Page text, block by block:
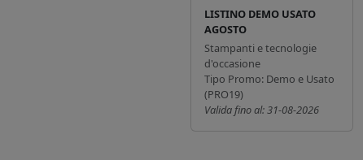
LISTINO DEMO USATO
AGOSTO
Stampanti e tecnologie
d'occasione
Tipo Promo: Demo e Usato
(PRO19)
Valida fino al: 31-08-2026